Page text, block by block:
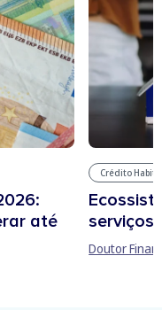
até
Crédito
serviços
Doutor